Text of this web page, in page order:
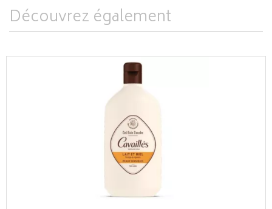
Découvrez également